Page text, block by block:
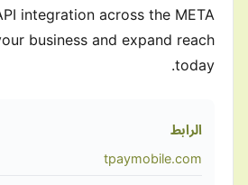
integration across the META
business and expand reach
today.
الرابط
tpaymobile.com